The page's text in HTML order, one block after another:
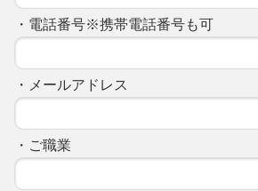
・電話番号※携帯電話番号も可
・メールアドレス
・ご職業